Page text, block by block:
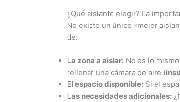
¿Qué aislante elegir? La
No existe un único «mejor
de:
La zona a aislar: No es lo
rellenar una cámara de aire (
El espacio disponible: Si el
Las necesidades adicionales: